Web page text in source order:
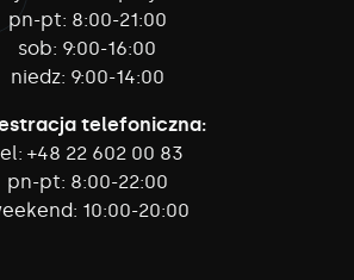
pn-pt: 8:00-21:00
sob: 9:00-16:00
niedz: 9:00-14:00
telefoniczna:
+48 22 602 00 83
pn-pt: 8:00-22:00
10:00-20:00